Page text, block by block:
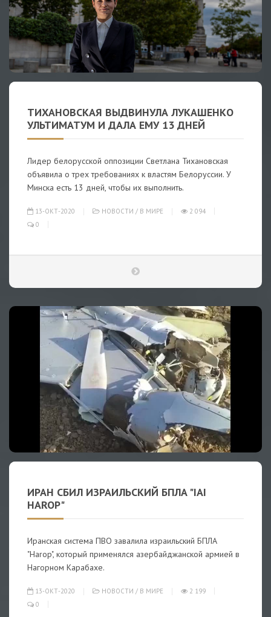
ТИХАНОВСКАЯ ВЫДВИНУЛА ЛУКАШЕНКО
УЛЬТИМАТУМ И ДАЛА ЕМУ 13 ДНЕЙ
Лидер белорусской оппозиции Светлана Тихановская
объявила о трех требованиях к властям Белоруссии. У
Минска есть 13 дней, чтобы их выполнить.
13-ОКТ-2020 НОВОСТИ / В МИРЕ
2 094
0
ИРАН СБИЛ ИЗРАИЛЬСКИЙ БПЛА "IAI
HAROP"
Иранская система ПВО завалила израильский БПЛА
"Harop", который применялся азербайджанской армией в
Нагорном Карабахе.
13-ОКТ-2020 НОВОСТИ / В МИРЕ
2 199
0